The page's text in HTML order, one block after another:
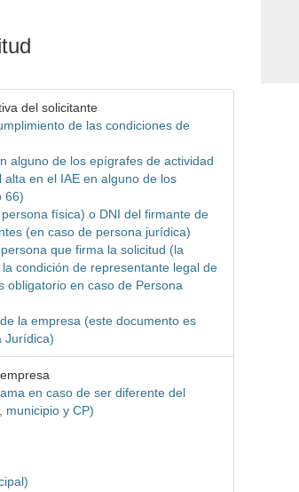
del solicitante
de las condiciones de
alguno de los epígrafes de actividad
en el IAE en alguno de los
66)
física) o DNI del firmante de
(en caso de persona jurídica)
que firma la solicitud (la
condición de representante legal de
obligatorio en caso de Persona
la empresa (este documento es
Jurídica)
en caso de ser diferente del
municipio y CP)